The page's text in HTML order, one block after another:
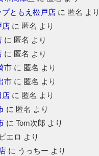
ともえ松戸店に 匿名 より
店に 匿名 より
に 匿名 より
に 匿名 より
市に 匿名 より
市に 匿名 より
店に 匿名 より
に 匿名 より
に Tom次郎 より
ピエロ より
に うっちー より